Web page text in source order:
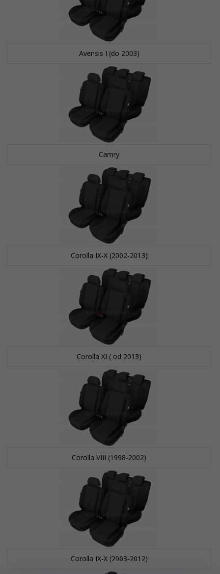
Avensis I (do 2003)
Camry
Corolla IX-X (2002-2013)
Corolla XI ( od 2013)
Corolla VIII (1998-2002)
Corolla IX-X (2003-2012)